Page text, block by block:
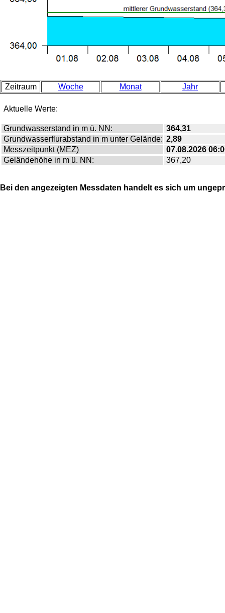
Zeitraum Woche Monat Jahr
Aktuelle Werte:
Grundwasserstand in m ü. NN:
364,31
Grundwasserflurabstand in m unter Gelände: 2,89
Messzeitpunkt (MEZ)
07.08.2026
Geländehöhe in m ü. NN:
367,20
Bei den angezeigten Messdaten handelt es sich um